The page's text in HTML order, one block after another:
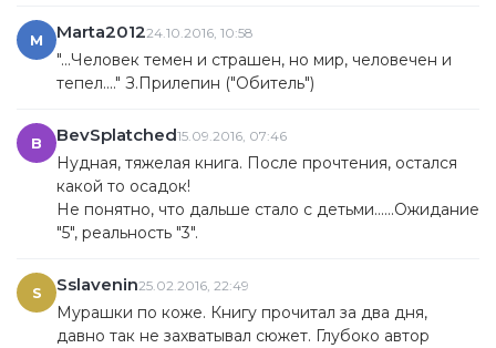
M Marta201224.10.2016, 10:58
"...Человек темен и страшен, но мир, человечен и
тепел...." З.Прилепин ("Обитель")
B BevSplatched15.09.2016, 07:46
Нудная, тяжелая книга. После прочтения, остался
какой то осадок!
Не понятно, что дальше стало с детьми......Ожидание
"5", реальность "3".
S Sslavenin25.02.2016, 22:49
Мурашки по коже. Книгу прочитал за два дня,
давно так не захватывал сюжет. Глубоко автор